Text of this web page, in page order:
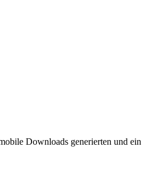
Downloads generierten und ein